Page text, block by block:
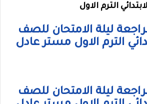
الترم الاول
ليلة الامتحان للصف
الترم الاول مستر عادل
ليلة الامتحان للصف